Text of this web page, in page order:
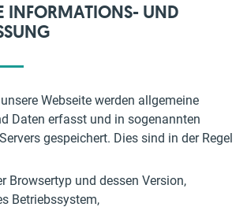
INFORMATIONS- UND
Webseite werden allgemeine
Daten erfasst und in sogenannten
gespeichert. Dies sind in der Regel
Browsertyp und dessen Version,
Betriebssystem,